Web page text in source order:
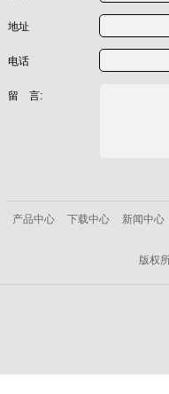
地址
电话
留 言:
产品中心 下载中心 新闻中心
版权